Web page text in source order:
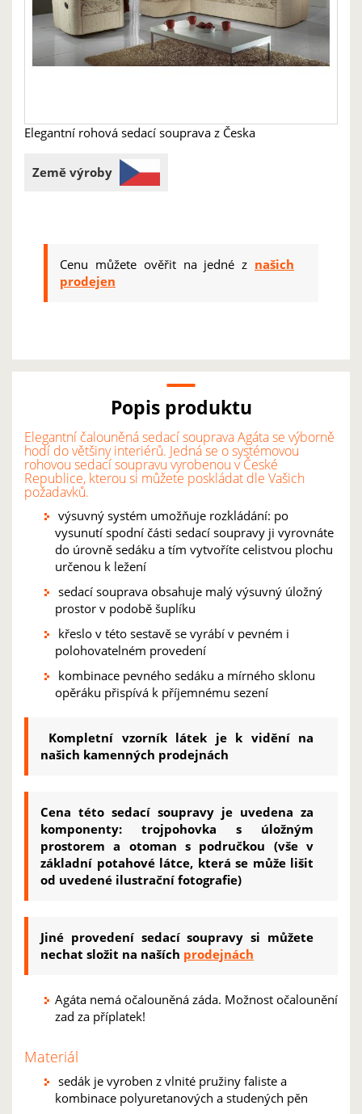
Elegantní rohová sedací souprava z Česka
Země výroby
Cenu můžete ověřit na jedné z našich
prodejen
Popis produktu
Elegantní čalouněná sedací souprava Agáta se výborně
hodí do většiny interiérů. Jedná se o systémovou
rohovou sedací soupravu vyrobenou v České
Republice, kterou si můžete poskládat dle Vašich
požadavků.
výsuvný systém umožňuje rozkládání: po
vysunutí spodní části sedací soupravy ji vyrovnáte
do úrovně sedáku a tím vytvoříte celistvou plochu
určenou k ležení
sedací souprava obsahuje malý výsuvný úložný
prostor v podobě šuplíku
křeslo v této sestavě se vyrábí v pevném i
polohovatelném provedení
kombinace pevného sedáku a mírného sklonu
opěráku přispívá k příjemnému sezení
Kompletní vzorník látek je k vidění na
našich kamenných prodejnách
Cena této sedací soupravy je uvedena za
komponenty: trojpohovka s úložným
prostorem a otoman s područkou (vše v
základní potahové látce, která se může lišit
od uvedené ilustrační fotografie)
Jiné provedení sedací soupravy si můžete
nechat složit na naších prodejnách
Agáta nemá očalouněná záda. Možnost očalounění
zad za příplatek!
Materiál
sedák je vyroben z vlnité pružiny faliste a
kombinace polyuretanových a studených pěn